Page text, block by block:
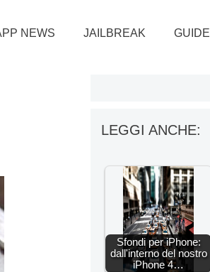
NEWS JAILBREAK GUIDE
LEGGI ANCHE:
Sfondi per iPhone:
dall'interno del nostro
iPhone 4…